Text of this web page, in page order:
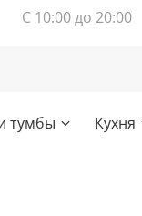
С 10:00 до 20:00
тумбы Кухня